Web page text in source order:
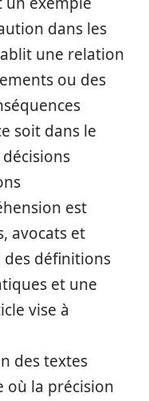
dans les
une relation
ou des
soit dans le
est
avocats et
des définitions
et une
vise à
des textes
où la précision